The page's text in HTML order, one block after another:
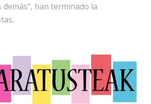
han terminado la